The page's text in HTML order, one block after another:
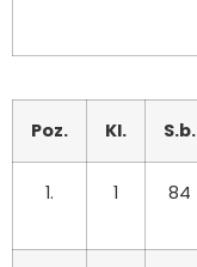
Poz.
Kl. S.b.
1. 1 84